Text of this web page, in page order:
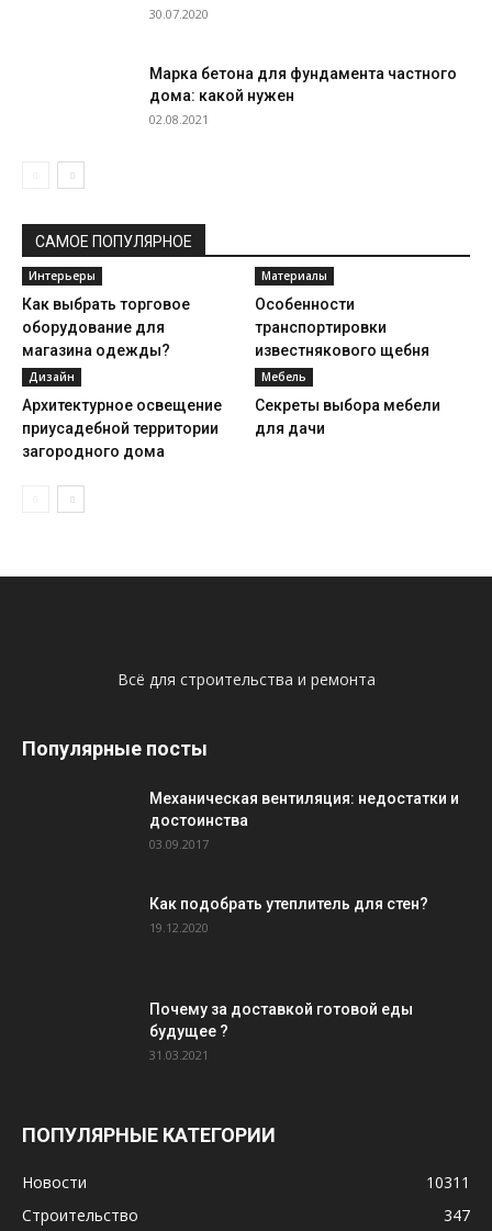
30.07.2020
Марка бетона для фундамента частного
дома: какой нужен
02.08.2021
САМОЕ ПОПУЛЯРНОЕ
Интерьеры
Как выбрать торговое
оборудование для
магазина одежды?
Материалы
Особенности
транспортировки
известнякового щебня
Дизайн
Архитектурное освещение
приусадебной территории
загородного дома
Мебель
Секреты выбора мебели
для дачи
Всё для строительства и ремонта
Популярные посты
Механическая вентиляция: недостатки и
достоинства
03.09.2017
Как подобрать утеплитель для стен?
19.12.2020
Почему за доставкой готовой еды
будущее ?
31.03.2021
ПОПУЛЯРНЫЕ КАТЕГОРИИ
Новости
10311
Строительство
347